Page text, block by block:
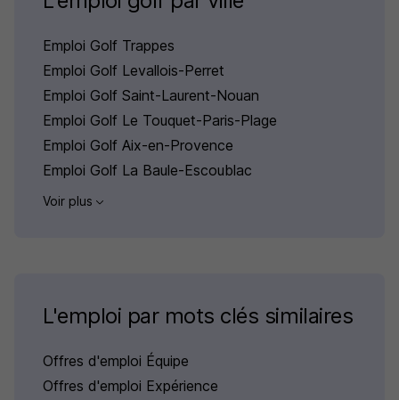
Emploi Golf Trappes
Emploi Golf Levallois-Perret
Emploi Golf Saint-Laurent-Nouan
Emploi Golf Le Touquet-Paris-Plage
Emploi Golf Aix-en-Provence
Emploi Golf La Baule-Escoublac
Voir plus
L'emploi par mots clés similaires
Offres d'emploi Équipe
Offres d'emploi Expérience